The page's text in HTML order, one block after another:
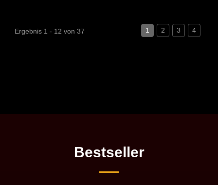
Ergebnis 1 - 12 von 37 1 2 3 4
Bestseller